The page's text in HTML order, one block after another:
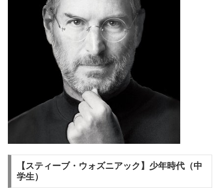
【スティーブ・ウォズニアック】少年時代（中
学生）